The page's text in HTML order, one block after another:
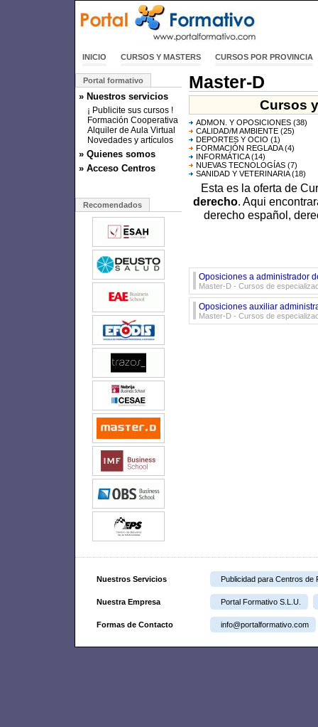
INICIO CURSOS Y MASTERS CURSOS POR PROVINCIA
Portal formativo
» Nuestros servicios
¡ Publicite sus cursos !
Formación Cooperativa
Alquiler de Aula Virtual
Novedades y artículos
» Quienes somos
» Acceso Centros
Recomendados
Master-D
Cursos
ADMON. Y OPOSICIONES (38)
CALIDAD/M AMBIENTE (25)
DEPORTES Y OCIO (1)
FORMACIÓN REGLADA(4)
INFORMÁTICA(14)
NUEVAS TECNOLOGÍAS (7)
SANIDAD Y VETERINARIA(18)
Esta es la oferta de
derecho. Aqui
derecho español,
Oposiciones a administrador
Master-D - Cursos de
Oposiciones auxiliar
Master-D - Cursos de
Nuestros Servicios Publicidad para Centros de
Nuestra Empresa Portal Formativo S.L.U.
Formas de Contacto info@portalformativo.com